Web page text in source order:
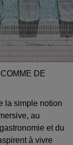
DE
la simple notion
au
et du
à vivre